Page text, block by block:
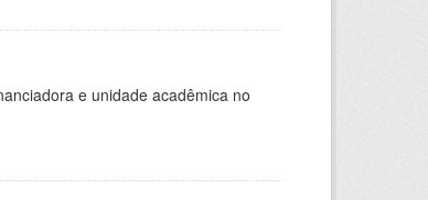
e unidade acadêmica no